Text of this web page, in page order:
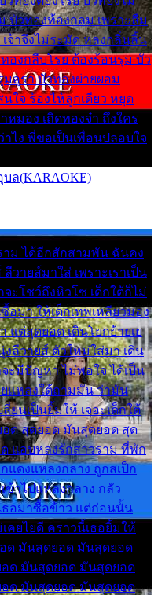
บัวทองท้องกลม เพราะลืม
จ้าจึงไม่ระมัด หลงกลิ่นลิ้น
องกลีบโรย ต้องร้อนรุม บัว
อุรา บัวทองผ่ายผอม
ใจ ร้องไห้ลูกเดียว หยุด
หมอง เถิดทองจ๋า ถึงใคร
าไง พี่ขอเป็นเพื่อนปลอบใจ
บล(KARAOKE)
าม ได้อีกสักสามพัน ฉันคง
วายส์มาใส่ เพราะเราเป็น
จะโชว์ถึงหิวโซ เด็กใต้ก็ไม่
มา ให้เด็กเทพเหลียวมอง
แต่สุดยอด เดินโยกย้ายเย
ลีวายส์ ตัวใหม่ใส่มา เดิน
ะมีปัญหา ไม่พอใจ ได้เป็น
แหลงใต้ถามมัน ว่ามัน
นเป็นยิ้มให้ เจอะเด็กใต้
อด สุดยอด มันสุดยอด สุด
แอบหลงรักสาวราม ที่พัก
แดงแหลงกลาง ถูกสเป็ก
ข้าไปแหลงกลาง กลัว
ธอมาซื้อข้าว แต่ก่อนนั้น
เคยไยดี คราวนี้เธอยิ้มให้
ด มันสุดยอด มันสุดยอด
ด มันสุดยอด มันสุดยอด
ด มันสุดยอด มันสุดยอด